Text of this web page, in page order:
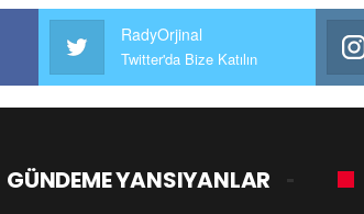
RadyOrjinal
Twitter'da Bize Katılın
GÜNDEME YANSIYANLAR